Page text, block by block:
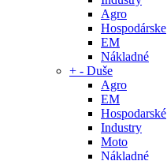
Agro
Hospodárske
EM
Nákladné
+ - Duše
Agro
EM
Hospodarské
Industry
Moto
Nákladné